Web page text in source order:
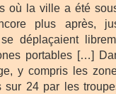
où la ville a été
plus après,
déplaçaient
portables […]
y compris les
sur 24 par les